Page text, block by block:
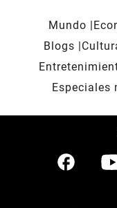
Mundo
Blogs
Especiales